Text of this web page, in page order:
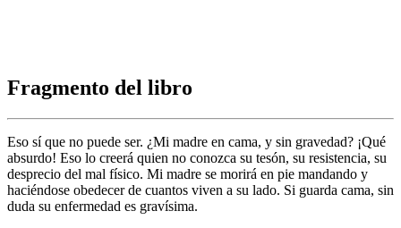
Fragmento del libro
Eso sí que no puede ser. ¿Mi madre en cama, y sin gravedad? ¡Qué
absurdo! Eso lo creerá quien no conozca su tesón, su resistencia, su
desprecio del mal físico. Mi madre se morirá en pie mandando y
haciéndose obedecer de cuantos viven a su lado. Si guarda cama, sin
duda su enfermedad es gravísima.